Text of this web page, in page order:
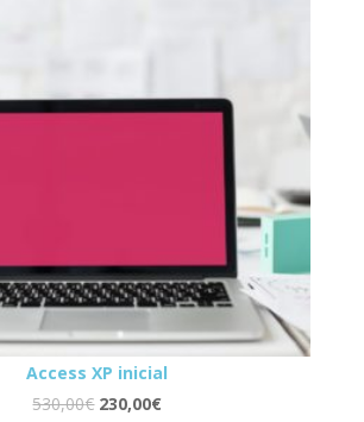
Access XP inicial
530,00€ 230,00€